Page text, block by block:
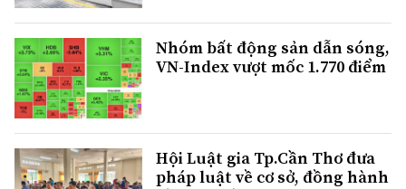
Nhóm bất động sản dẫn sóng,
VN-Index vượt mốc 1.770 điểm
Hội Luật gia Tp.Cần Thơ đưa
pháp luật về cơ sở, đồng hành